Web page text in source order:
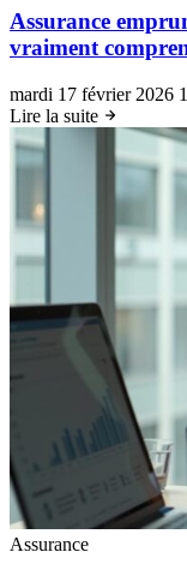
Assurance
vraiment
mardi 17 février 2026
Lire la suite
Assurance